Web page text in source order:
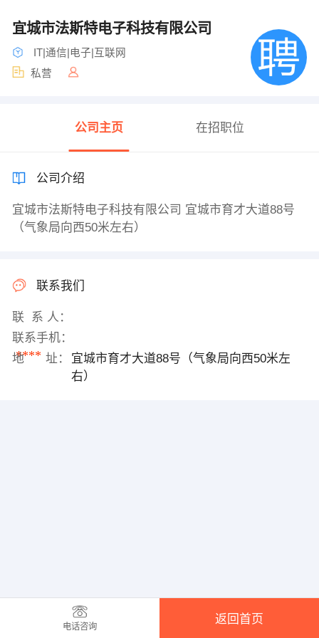
宜城市法斯特电子科技有限公司
IT|通信|电子|互联网
私营
公司主页 在招职位
公司介绍
宜城市法斯特电子科技有限公司 宜城市育才大道88号
（气象局向西50米左右）
联系我们
联 系 人：
联系手机：
****
地 址：
宜城市育才大道88号（气象局向西50米左
右）
电话咨询
返回首页